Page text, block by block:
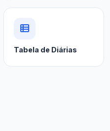
Tabela de Diárias